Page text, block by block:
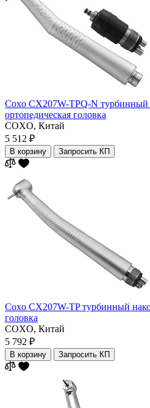
Coxo CX207W-TPQ-N турбинный
ортопедическая головка
COXO, Китай
5 512 ₽
В корзину Запросить КП
Coxo CX207W-TP турбинный
головка
COXO, Китай
5 792 ₽
В корзину Запросить КП